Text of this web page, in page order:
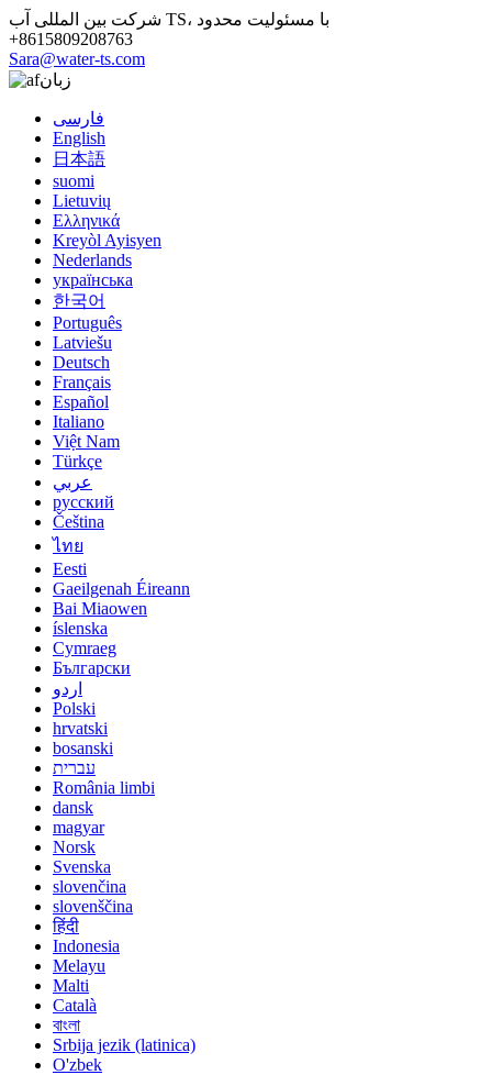
شرکت بین المللی آب TS، با مسئولیت محدود
+8615809208763
Sara@water-ts.com
زبان
فارسی
English
日本語
suomi
Lietuvių
Ελληνικά
Kreyòl Ayisyen
Nederlands
українська
한국어
Português
Latviešu
Deutsch
Français
Español
Italiano
Việt Nam
Türkçe
عربي
русский
Čeština
ไทย
Eesti
Gaeilgenah Éireann
Bai Miaowen
íslenska
Cymraeg
Български
اردو
Polski
hrvatski
bosanski
עברית
România limbi
dansk
magyar
Norsk
Svenska
slovenčina
slovenščina
हिंदी
Indonesia
Melayu
Malti
Català
বাংলা
Srbija jezik (latinica)
O'zbek